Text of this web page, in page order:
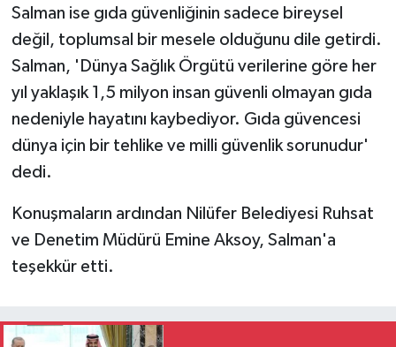
Salman ise gıda güvenliğinin sadece bireysel
değil, toplumsal bir mesele olduğunu dile getirdi.
Salman, 'Dünya Sağlık Örgütü verilerine göre her
yıl yaklaşık 1,5 milyon insan güvenli olmayan gıda
nedeniyle hayatını kaybediyor. Gıda güvencesi
dünya için bir tehlike ve milli güvenlik sorunudur'
dedi.
Konuşmaların ardından Nilüfer Belediyesi Ruhsat
ve Denetim Müdürü Emine Aksoy, Salman'a
teşekkür etti.